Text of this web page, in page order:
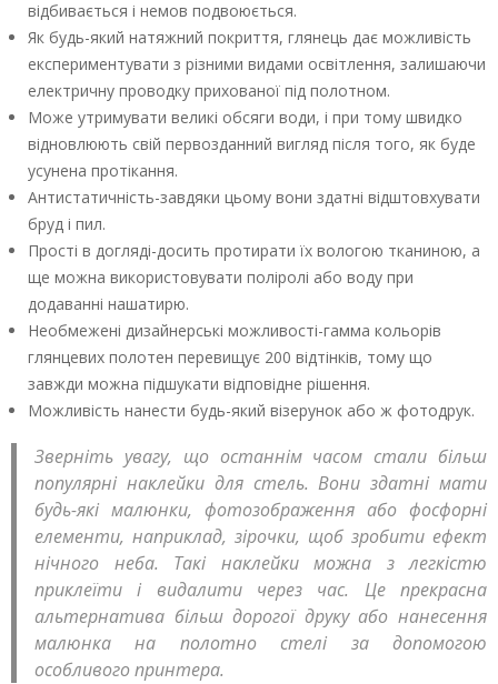
відбивається і немов подвоюється.
Як будь-який натяжний покриття, глянець дає можливість
експериментувати з різними видами освітлення, залишаючи
електричну проводку прихованої під полотном.
Може утримувати великі обсяги води, і при тому швидко
відновлюють свій первозданний вигляд після того, як буде
усунена протікання.
Антистатичність-завдяки цьому вони здатні відштовхувати
бруд і пил.
Прості в догляді-досить протирати їх вологою тканиною, а
ще можна використовувати поліролі або воду при
додаванні нашатирю.
Необмежені дизайнерські можливості-гамма кольорів
глянцевих полотен перевищує 200 відтінків, тому що
завжди можна підшукати відповідне рішення.
Можливість нанести будь-який візерунок або ж фотодрук.
Зверніть увагу, що останнім часом стали більш
популярні наклейки для стель. Вони здатні мати
будь-які малюнки, фотозображення або фосфорні
елементи, наприклад, зірочки, щоб зробити ефект
нічного неба. Такі наклейки можна з легкістю
приклеїти і видалити через час. Це прекрасна
альтернатива більш дорогої друку або нанесення
малюнка на полотно стелі за допомогою
особливого принтера.